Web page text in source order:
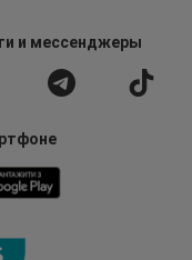
и мессенджеры